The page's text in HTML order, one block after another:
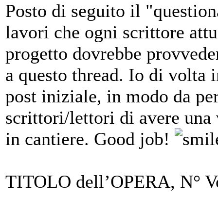
Posto di seguito il
lavori che ogni scrittore
progetto dovrebbe
a questo thread. Io di volta
post iniziale, in modo da
scrittori/lettori di avere
in cantiere. Good job!
TITOLO dell’OPERA, N°